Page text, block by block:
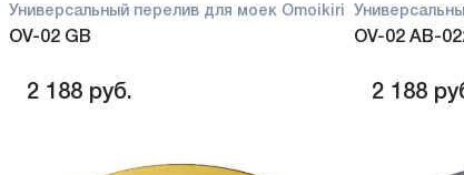
Универсальный перелив для моек Omoikiri
OV-02 GB
2 188 руб.
OV-02 AB-
2 188